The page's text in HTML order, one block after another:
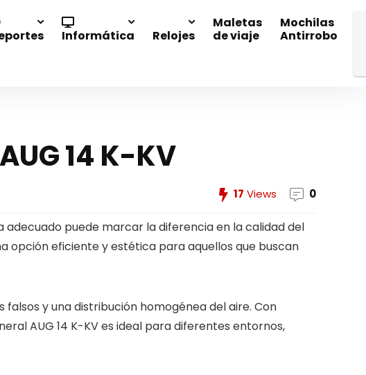
Informática Relojes
Maletas
de viaje
Mochilas
Antirrobo
14 K-KV
17 Views 0
adecuado puede marcar la diferencia en la calidad del
opción eficiente y estética para aquellos que buscan
y una distribución homogénea del aire. Con
AUG 14 K-KV es ideal para diferentes entornos,